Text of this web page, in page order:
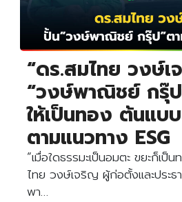
“ดร.สมไทย วงษ์
“วงษ์พาณิชย์ กรุ๊
ให้เป็นทอง ต้นแบ
ตามแนวทาง ESG
“เมื่อใดธรรมะเป็นอมตะ ขยะก็เ
ไทย วงษ์เจริญ ผู้ก่อตั้งและประ
พา…